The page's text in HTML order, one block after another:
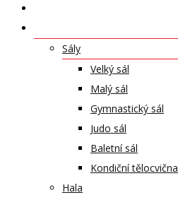
Sály
Velký sál
Malý sál
Gymnastický sál
Judo sál
Baletní sál
Kondiční tělocvična
Hala